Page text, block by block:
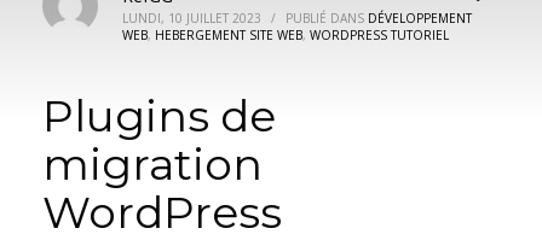
LUNDI, 10 JUILLET 2023 / PUBLIÉ DANS DÉVELOPPEMENT
WEB, HEBERGEMENT SITE WEB, WORDPRESS TUTORIEL
Plugins de
migration
WordPress